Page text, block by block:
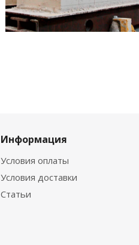
Информация
Условия оплаты
Условия доставки
Статьи